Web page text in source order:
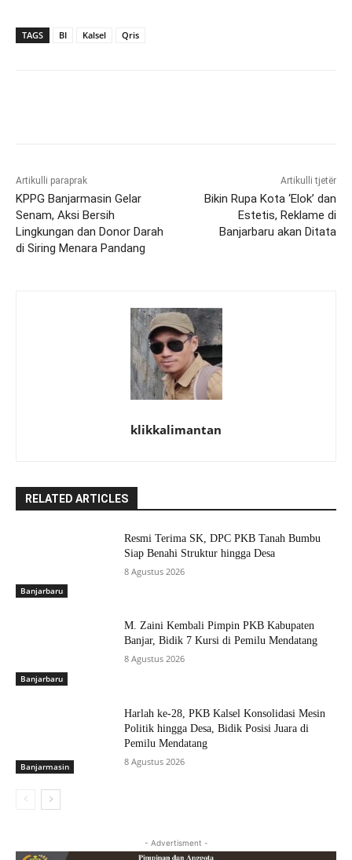
TAGS BI Kalsel Qris
Artikulli paraprak
KPPG Banjarmasin Gelar
Senam, Aksi Bersih
Lingkungan dan Donor Darah
di Siring Menara Pandang
Artikulli tjetër
Bikin Rupa Kota ‘Elok’ dan
Estetis, Reklame di
Banjarbaru akan Ditata
klikkalimantan
RELATED ARTICLES
Banjarbaru
Resmi Terima SK, DPC PKB Tanah Bumbu
Siap Benahi Struktur hingga Desa
8 Agustus 2026
Banjarbaru
M. Zaini Kembali Pimpin PKB Kabupaten
Banjar, Bidik 7 Kursi di Pemilu Mendatang
8 Agustus 2026
Banjarmasin
Harlah ke-28, PKB Kalsel Konsolidasi Mesin
Politik hingga Desa, Bidik Posisi Juara di
Pemilu Mendatang
8 Agustus 2026
- Advertisment -